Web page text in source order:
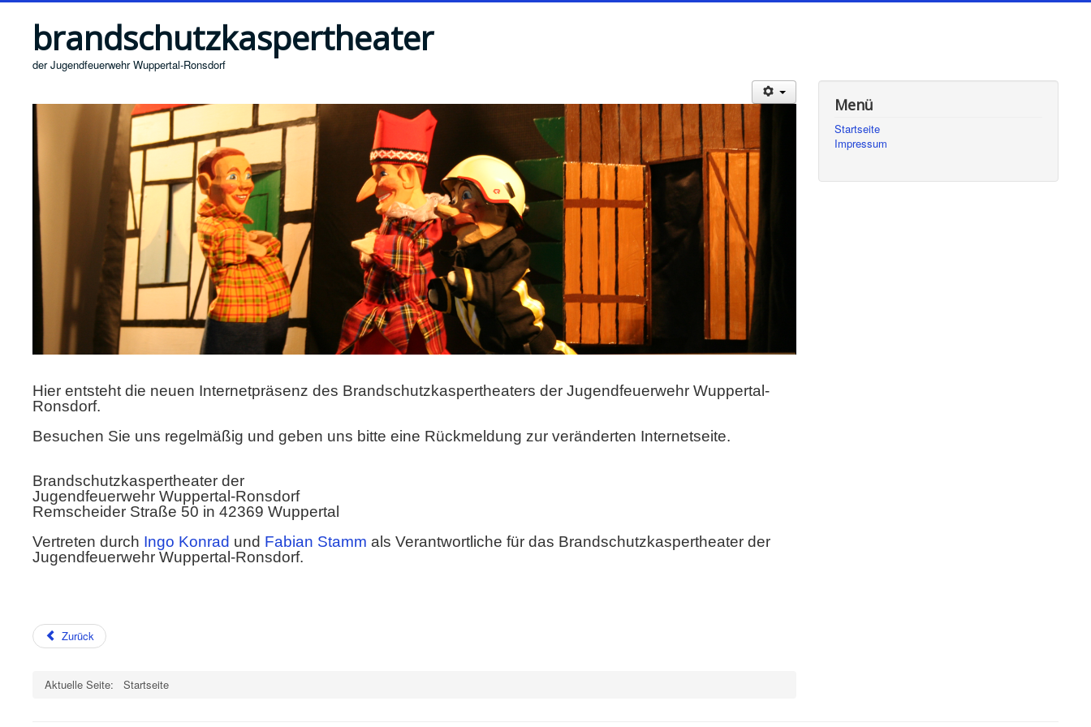
brandschutzkaspertheater
der Jugendfeuerwehr Wuppertal-Ronsdorf
Hier entsteht die neuen Internetpräsenz des Brandschutzkaspertheaters der Jugendfeuerwehr Wuppertal-
Ronsdorf.
Besuchen Sie uns regelmäßig und geben uns bitte eine Rückmeldung zur veränderten Internetseite.
Brandschutzkaspertheater der
Jugendfeuerwehr Wuppertal-Ronsdorf
Remscheider Straße 50 in 42369 Wuppertal
Vertreten durch Ingo Konrad und Fabian Stamm als Verantwortliche für das Brandschutzkaspertheater der
Jugendfeuerwehr Wuppertal-Ronsdorf.
Zurück
Aktuelle Seite: Startseite
Menü
Startseite
Impressum